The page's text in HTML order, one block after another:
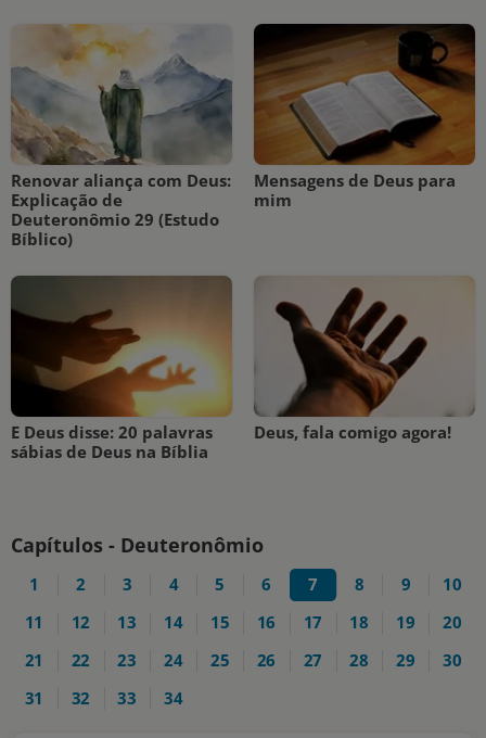
Renovar aliança com Deus:
Explicação de
Deuteronômio 29 (Estudo
Bíblico)
Mensagens de Deus para
mim
E Deus disse: 20 palavras
sábias de Deus na Bíblia
Deus, fala comigo agora!
Capítulos - Deuteronômio
1 2 3 4 5 6 7 8 9
10
11
12 13 14 15 16 17 18 19
20
21
22 23 24 25 26 27 28 29
30
31
32 33 34